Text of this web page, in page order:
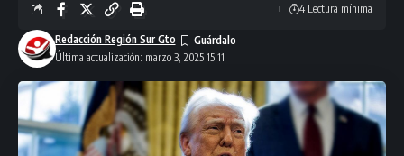
Última actualización: marzo 3, 2025 15:11
Redacción Región Sur Gto
4 Lectura mínima